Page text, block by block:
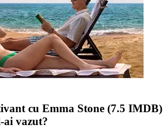
cu Emma Stone (7.5 IMDB)
ai vazut?